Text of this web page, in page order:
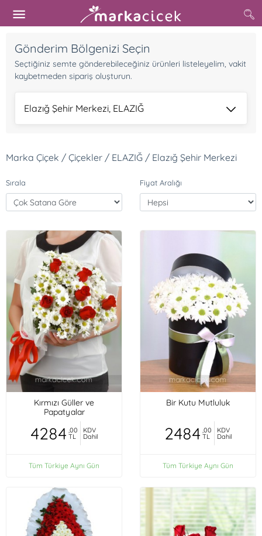
Gönderim Bölgenizi Seçin
Seçtiğiniz semte gönderebileceğiniz ürünleri listeleyelim, vakit
kaybetmeden sipariş oluşturun.
Elazığ Şehir Merkezi, ELAZIĞ
Marka Çiçek / Çiçekler / ELAZIĞ / Elazığ Şehir Merkezi
Sırala Fiyat Aralığı
Kırmızı Güller ve
Papatyalar
4284 ,00
TL
KDV
Dahil
Tüm Türkiye Aynı Gün
Bir Kutu Mutluluk
2484 ,00
TL
KDV
Dahil
Tüm Türkiye Aynı Gün